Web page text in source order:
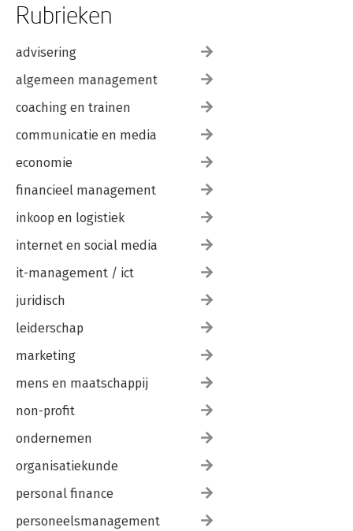
Rubrieken
advisering
algemeen management
coaching en trainen
communicatie en media
economie
financieel management
inkoop en logistiek
internet en social media
it-management / ict
juridisch
leiderschap
marketing
mens en maatschappij
non-profit
ondernemen
organisatiekunde
personal finance
personeelsmanagement